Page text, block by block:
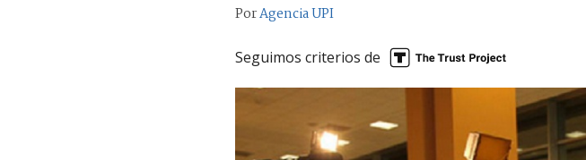
PorAgencia UPI
Seguimos criterios de